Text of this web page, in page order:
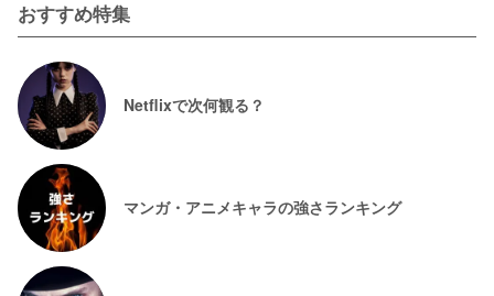
おすすめ特集
Netflixで次何観る？
マンガ・アニメキャラの強さランキング